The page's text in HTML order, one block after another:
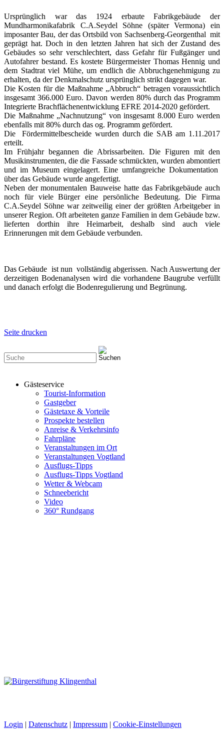
Ursprünglich war das 1924 erbaute Fabrikgebäude der
Mundharmonikafabrik C.A.Seydel Söhne (später Vermona) ein
imposanter Bau, der das Ortsbild von Sachsenberg-Georgenthal mit
geprägt hat. Doch in den letzten Jahren hat sich der Zustand des
Gebäudes so sehr verschlechtert, dass Gefahr für Fußgänger und
Autofahrer bestand. Es kostete Bürgermeister Thomas Hennig und
dem Stadtrat viel Mühe, um endlich die Abbruchgenehmigung zu
erhalten, da der Denkmalschutz ursprünglich strikt dagegen war.
Die Kosten für die Maßnahme „Abbruch“ betragen voraussichtlich
insgesamt 366.000 Euro. Davon werden 80% durch das Programm
Integrierte Brachflächenentwicklung EFRE 2014-2020 gefördert.
Die Maßnahme „Nachnutzung“ von insgesamt 8.000 Euro werden
ebenfalls mit 80% durch das og. Programm gefördert.
Die Fördermittelbescheide wurden durch die SAB am 1.11.2017
erteilt.
Im Frühjahr begannen die Abrissarbeiten. Die Figuren mit den
Musikinstrumenten, die die Fassade schmückten, wurden abmontiert
und im Museum eingelagert. Eine umfangreiche Dokumentation
über das Gebäude wurde angefertigt.
Neben der monumentalen Bauweise hatte das Fabrikgebäude auch
noch für viele Bürger eine persönliche Bedeutung. Die Firma
C.A.Seydel Söhne war zeitweilig einer der größten Arbeitgeber in
unserer Region. Oft arbeiteten ganze Familien in dem Gebäude bzw.
lieferten dorthin ihre Heimarbeit, deshalb sind auch viele
Erinnerungen mit dem Gebäude verbunden.
Das Gebäude ist nun vollständig abgerissen. Nach Auswertung der
derzeitigen Bodenanalysen wird die vorhandene Baugrube verfüllt
und danach erfolgt die Bodenregulierung und Begrünung.
Seite drucken
Gästeservice
Tourist-Information
Gastgeber
Gästetaxe & Vorteile
Prospekte bestellen
Anreise & Verkehrsinfo
Fahrpläne
Veranstaltungen im Ort
Veranstaltungen Vogtland
Ausflugs-Tipps
Ausflugs-Tipps Vogtland
Wetter & Webcam
Schneebericht
Video
360° Rundgang
Login | Datenschutz | Impressum | Cookie-Einstellungen